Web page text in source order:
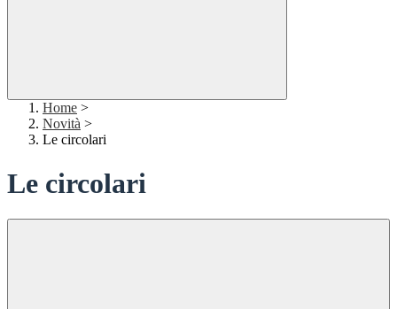
Home >
Novità >
Le circolari
Le circolari